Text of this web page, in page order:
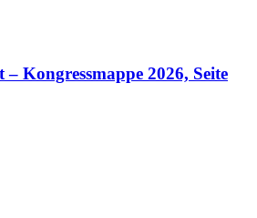
Kongressmappe 2026, Seite